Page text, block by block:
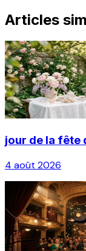
Articles
jour de la fête
4 août 2026